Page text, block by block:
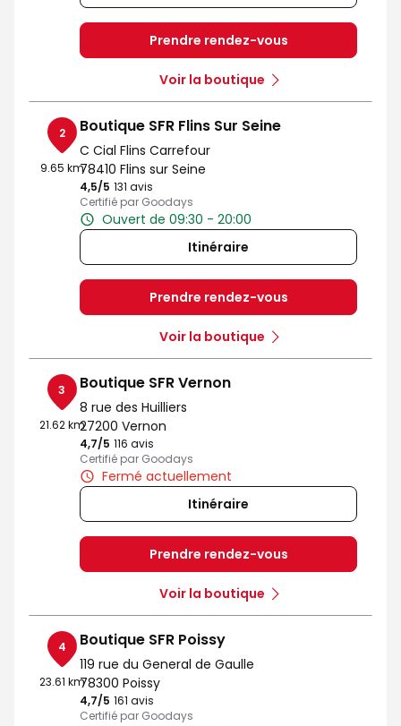
Prendre rendez-vous
Voir la boutique
2
9.65 km
Boutique SFR Flins Sur Seine
C Cial Flins Carrefour
78410 Flins sur Seine
4,5/5 Note de 4.5 sur 5
131 avis
Certifié par Goodays
Ouvert de 09:30 - 20:00
Itinéraire
Prendre rendez-vous
Voir la boutique
3
21.62 km
Boutique SFR Vernon
8 rue des Huilliers
27200 Vernon
4,7/5 Note de 4.7 sur 5
116 avis
Certifié par Goodays
Fermé actuellement
Itinéraire
Prendre rendez-vous
Voir la boutique
4
23.61 km
Boutique SFR Poissy
119 rue du General de Gaulle
78300 Poissy
4,7/5 Note de 4.7 sur 5
161 avis
Certifié par Goodays